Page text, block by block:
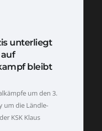
unterliegt
bleibt
um den 3.
um die Ländle-
KSK Klaus